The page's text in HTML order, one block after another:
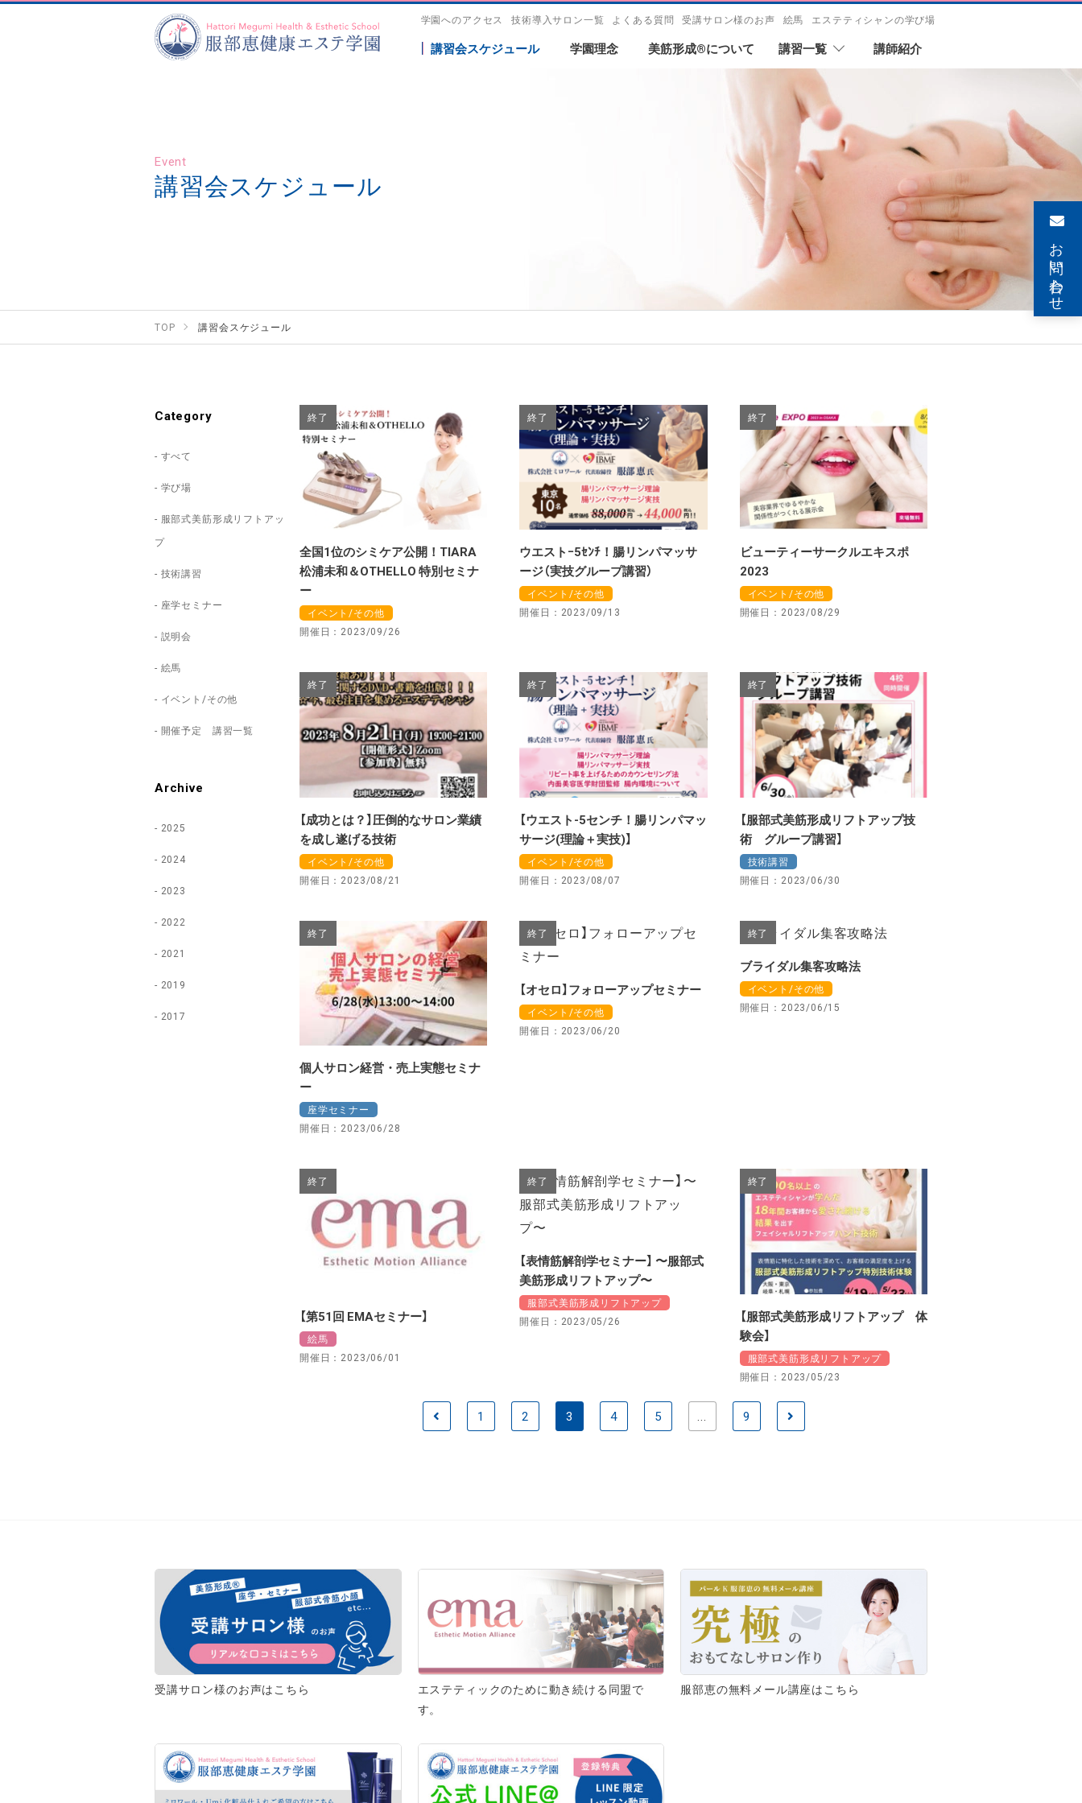
講習会スケジュール 学園理念 美筋形成®について 講習一覧 講師紹介
学園へのアクセス 技術導入サロン一覧 よくある質問 受講サロン様のお声 絵馬 エステティシャンの学び場
Event
講習会スケジュール
TOP 講習会スケジュール
終了
全国1位のシミケア公開！TIARA
松浦未和＆OTHELLO 特別セミナ
ー
イベント/その他
開催日：2023/09/26
終了
ウエストｰ5ｾﾝﾁ！腸リンパマッサ
ージ（実技グループ講習）
イベント/その他
開催日：2023/09/13
終了
ビューティーサークルエキスポ
2023
イベント/その他
開催日：2023/08/29
終了
【成功とは？】圧倒的なサロン業績
を成し遂げる技術
イベント/その他
開催日：2023/08/21
終了
【ウエスト-5センチ！腸リンパマッ
サージ(理論＋実技)】
イベント/その他
開催日：2023/08/07
終了
【服部式美筋形成リフトアップ技
術 グループ講習】
技術講習
開催日：2023/06/30
終了
個人サロン経営・売上実態セミナ
ー
座学セミナー
開催日：2023/06/28
終了
【オセロ】フォローアップセミナー
イベント/その他
開催日：2023/06/20
終了
ブライダル集客攻略法
イベント/その他
開催日：2023/06/15
終了
【第51回 EMAセミナー】
絵馬
開催日：2023/06/01
終了
【表情筋解剖学セミナー】 〜服部式
美筋形成リフトアップ〜
服部式美筋形成リフトアップ
開催日：2023/05/26
終了
【服部式美筋形成リフトアップ 体
験会】
服部式美筋形成リフトアップ
開催日：2023/05/23
1 2 3 4 5 ... 9
Category
すべて
学び場
服部式美筋形成リフトアッ
プ
技術講習
座学セミナー
説明会
絵馬
イベント/その他
開催予定 講習一覧
Archive
2025
2024
2023
2022
2021
2019
2017
受講サロン様のお声はこちら
エステティックのために動き続ける同盟で
す。
服部恵の無料メール講座はこちら
お問い合わせ